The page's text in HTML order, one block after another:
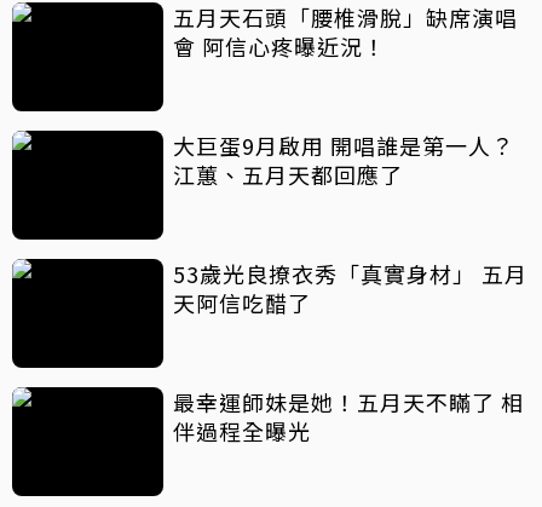
五月天石頭「腰椎滑脫」缺席演唱
會 阿信心疼曝近況！
大巨蛋9月啟用 開唱誰是第一人？
江蕙、五月天都回應了
53歲光良撩衣秀「真實身材」 五月
天阿信吃醋了
最幸運師妹是她！五月天不瞞了 相
伴過程全曝光